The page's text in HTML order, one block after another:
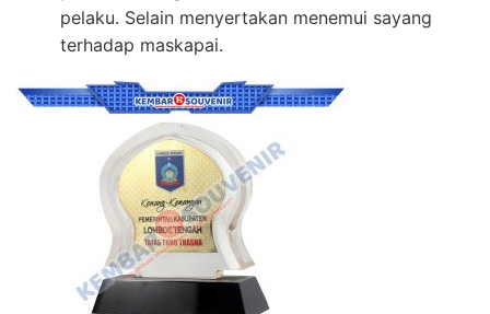
pelaku. Selain menyertakan menemui sayang
terhadap maskapai.